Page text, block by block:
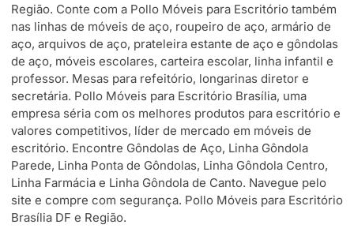
Região. Conte com a Pollo Móveis para Escritório também
nas linhas de móveis de aço, roupeiro de aço, armário de
aço, arquivos de aço, prateleira estante de aço e gôndolas
de aço, móveis escolares, carteira escolar, linha infantil e
professor. Mesas para refeitório, longarinas diretor e
secretária. Pollo Móveis para Escritório Brasília, uma
empresa séria com os melhores produtos para escritório e
valores competitivos, líder de mercado em móveis de
escritório. Encontre Gôndolas de Aço, Linha Gôndola
Parede, Linha Ponta de Gôndolas, Linha Gôndola Centro,
Linha Farmácia e Linha Gôndola de Canto. Navegue pelo
site e compre com segurança. Pollo Móveis para Escritório
Brasília DF e Região.